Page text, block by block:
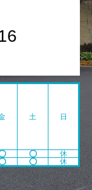
土 日
⭕️
休
⭕️ 休